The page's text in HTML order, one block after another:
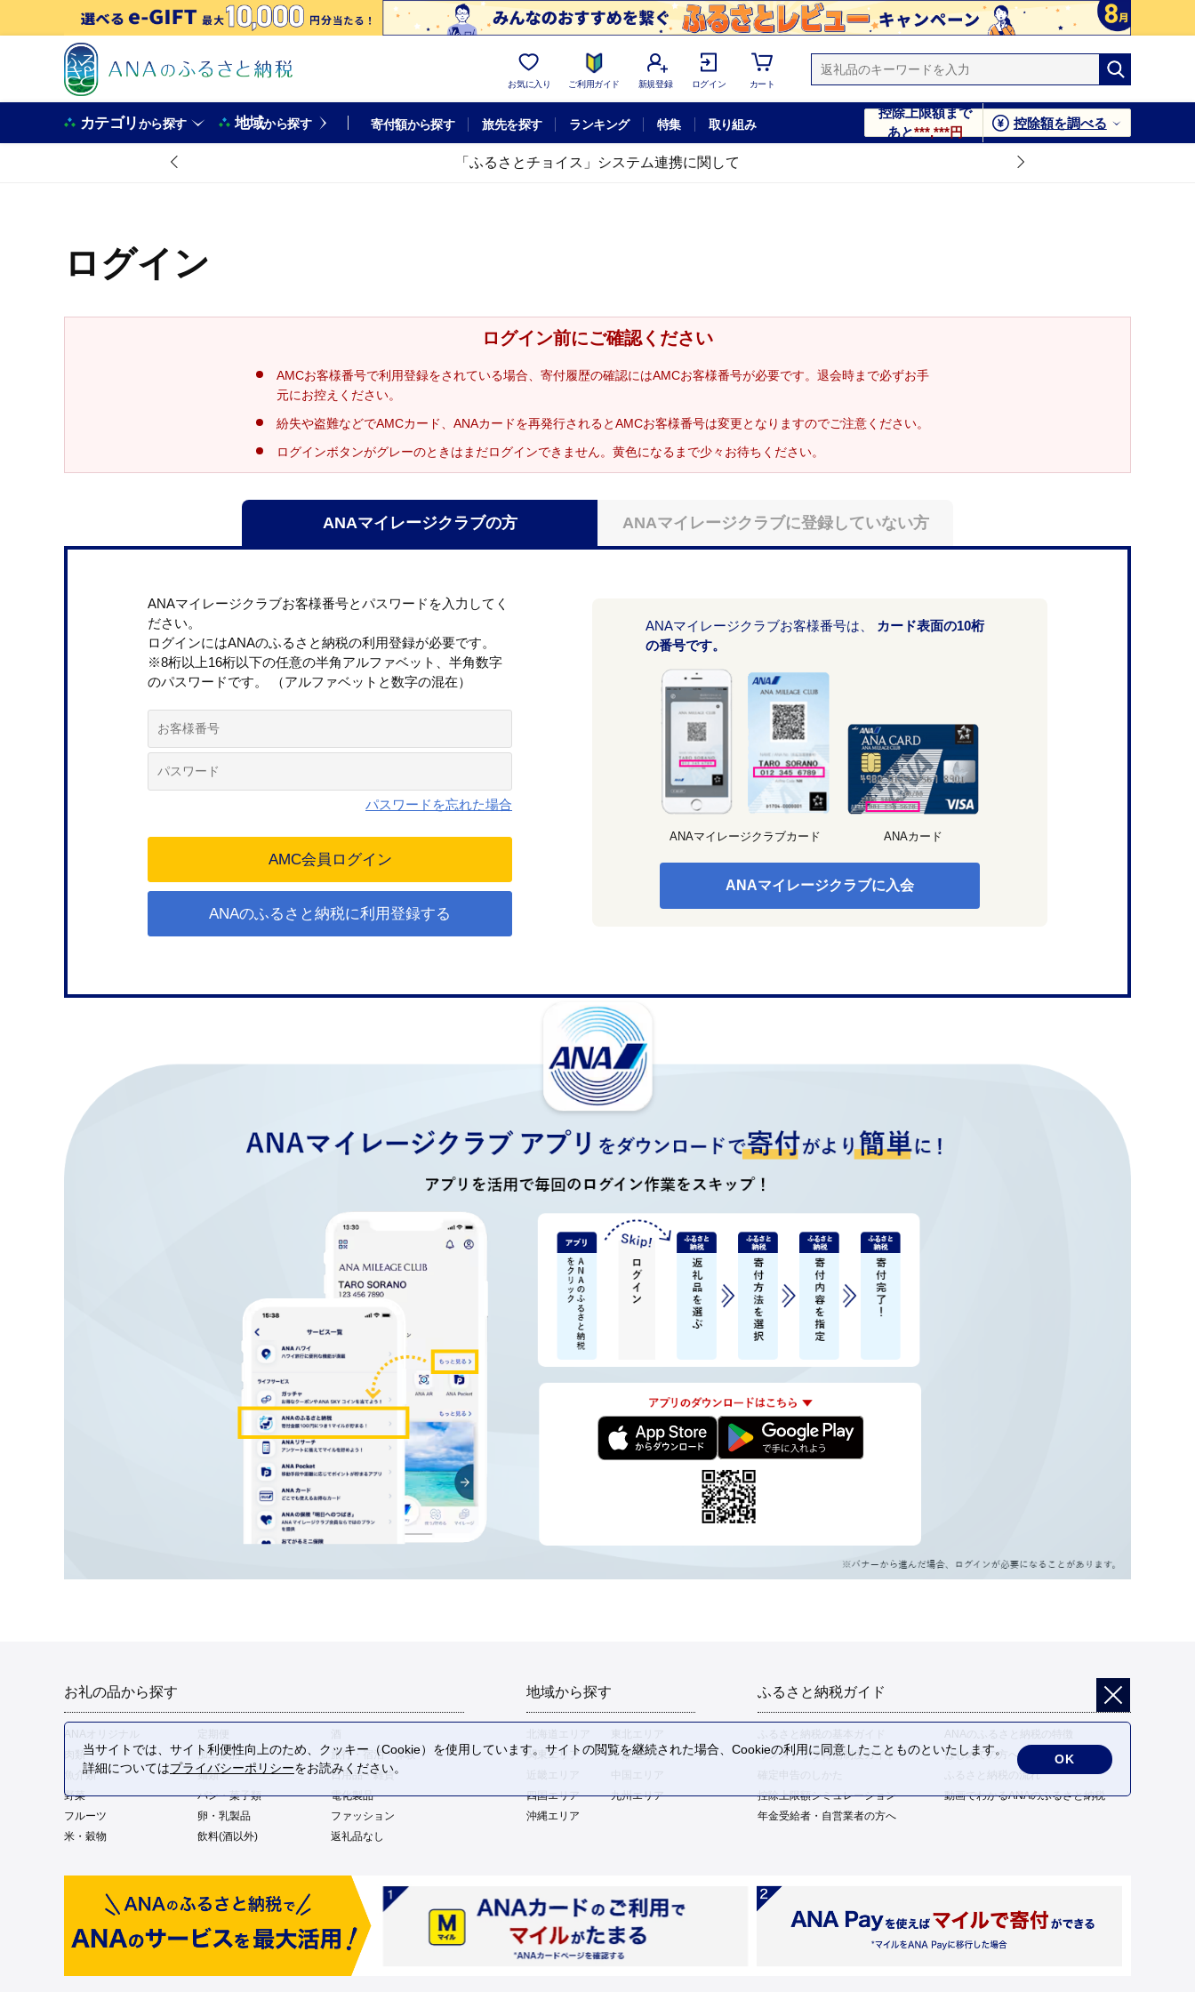
お気に入り ご利用ガイド 新規登録 ログイン カート
カテゴリから探す 地域から探す 寄付額から探す 旅先を探す ランキング 特集 取り組み
控除上限額まで
あと***,***円
控除額を調べる
「ふるさとチョイス」システム連携に関して
ログイン
ログイン前にご確認ください
AMCお客様番号で利用登録をされている場合、寄付履歴の確認にはAMCお客様番号が必要です。退会時まで必ずお手
元にお控えください。
紛失や盗難などでAMCカード、ANAカードを再発行されるとAMCお客様番号は変更となりますのでご注意ください。
ログインボタンがグレーのときはまだログインできません。黄色になるまで少々お待ちください。
ANAマイレージクラブの方 ANAマイレージクラブに登録していない方
ANAマイレージクラブお客様番号とパスワードを入力してく
ださい。
ログインにはANAのふるさと納税の利用登録が必要です。
※8桁以上16桁以下の任意の半角アルファベット、半角数字
のパスワードです。 （アルファベットと数字の混在）
パスワードを忘れた場合
ANAのふるさと納税に利用登録する
ANAマイレージクラブお客様番号は、
カード表面の10桁
の番号です。
ANAマイレージクラブカード ANAカード
ANAマイレージクラブに入会
お礼の品から探す
肉類
加工食品
旅行・宿泊・体験
魚介類
麺類
日用品・雑貨
野菜
パン・菓子類
電化製品
フルーツ
卵・乳製品
ファッション
米・穀物
飲料(酒以外) 返礼品なし
地域から探す
関東エリア
中部エリア
四国エリア
九州エリア
沖縄エリア
ふるさと納税ガイド
ふるさと納税の基本ガイド
ANAのふるさと納税の特徴
ワンストップ特例制度ガイド
はじめての方へ
ふるさと納税の流れ
控除上限額シミュレーション
動画でわかるANAのふるさと納税
年金受給者・自営業者の方へ
当サイトでは、サイト利便性向上のため、クッキー（Cookie）を使用しています。サイトの閲覧を継続された場合、Cookieの利用に同意したことものといたします。
詳細についてはプライバシーポリシーをお読みください。
OK